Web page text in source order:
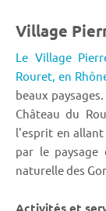
Village
Le Village
Rouret, en
beaux
Château du
l'esprit en allant
par le
naturelle des